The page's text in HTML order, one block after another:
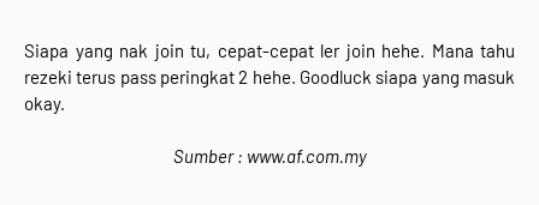
Siapa yang nak join tu, cepat-cepat ler join hehe. Mana tahu
rezeki terus pass peringkat 2 hehe. Goodluck siapa yang masuk
okay.
Sumber : www.af.com.my